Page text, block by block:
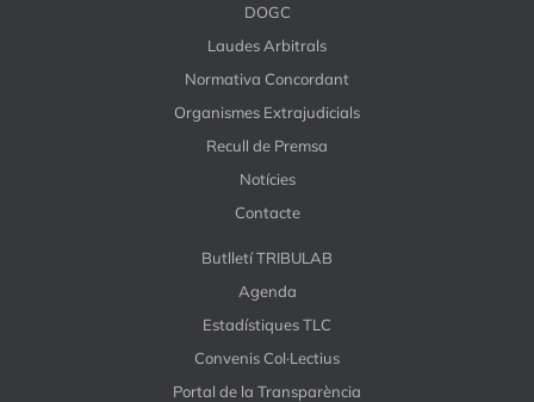
DOGC
Laudes Arbitrals
Normativa Concordant
Organismes Extrajudicials
Recull de Premsa
Notícies
Contacte
Butlletí TRIBULAB
Agenda
Estadístiques TLC
Convenis Col·Lectius
Portal de la Transparència